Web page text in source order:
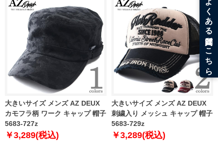
大きいサイズ メンズ AZ DEUX
カモフラ柄 ワーク キャップ 帽子
5683-727z
￥3,289(税込)
大きいサイズ メンズ AZ DEUX
刺繍入り メッシュ キャップ 帽子
5683-729z
￥3,289(税込)